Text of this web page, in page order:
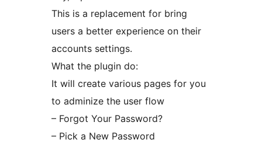
This is a replacement for bring
users a better experience on their
accounts settings.
What the plugin do:
It will create various pages for you
to adminize the user flow
– Forgot Your Password?
– Pick a New Password